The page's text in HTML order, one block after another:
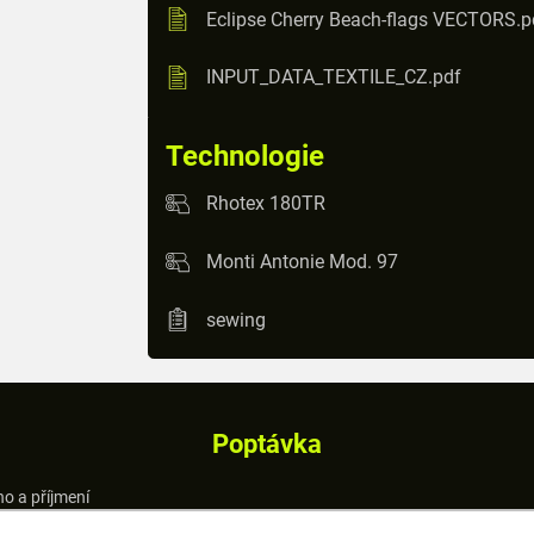
Eclipse Cherry Beach-flags
INPUT_DATA_TEXTILE_CZ.pdf
Technologie
Rhotex 180TR
Monti Antonie Mod. 97
sewing
Poptávka
a příjmení